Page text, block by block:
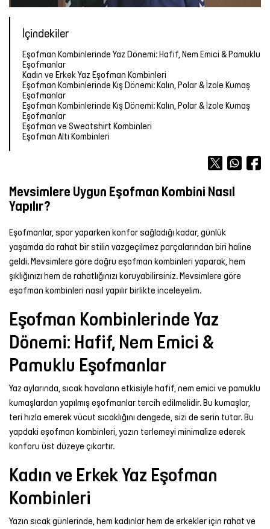
Forma
Şort
Yüzme
Yelek
ÜRÜNLER
ÜRÜNLER
Futbol
Aksesuarları
TÜM
Atlet
Mont &
Yelek
Sütyeni
Elbise
TÜM
Terlik
ÜRÜNLER
Tayt
Tişört
Şortu
ÜRÜNLER
İçindekiler
Eşofman Kombinlerinde Yaz Dönemi: Hafif, Nem Emici & Pamuklu
Eşofmanlar
Kadın ve Erkek Yaz Eşofman Kombinleri
Eşofman Kombinlerinde Kış Dönemi: Kalın, Polar & İzole Kumaş
Eşofmanlar
Eşofman Kombinlerinde Kış Dönemi: Kalın, Polar & İzole Kumaş
Eşofmanlar
Eşofman ve Sweatshirt Kombinleri
Eşofman Altı Kombinleri
Mevsimlere Uygun Eşofman Kombini Nasıl
Yapılır?
Eşofmanlar, spor yaparken konfor sağladığı kadar, günlük
yaşamda da rahat bir stilin vazgeçilmez parçalarından biri haline
geldi. Mevsimlere göre doğru eşofman kombinleri yaparak, hem
şıklığınızı hem de rahatlığınızı koruyabilirsiniz. Mevsimlere göre
eşofman kombinleri nasıl yapılır birlikte inceleyelim.
Eşofman Kombinlerinde Yaz
Dönemi: Hafif, Nem Emici &
Pamuklu Eşofmanlar
Yaz aylarında, sıcak havaların etkisiyle hafif, nem emici ve pamuklu
kumaşlardan yapılmış eşofmanlar tercih edilmelidir. Bu kumaşlar,
teri hızla emerek vücut sıcaklığını dengede, sizi de serin tutar. Bu
yapdaki eşofman kombinleri, yazın terlemeyi minimalize ederek
konforu üst düzeye çıkartır.
Kadın ve Erkek Yaz Eşofman
Kombinleri
Yazın sıcak günlerinde, hem kadınlar hem de erkekler için rahat ve